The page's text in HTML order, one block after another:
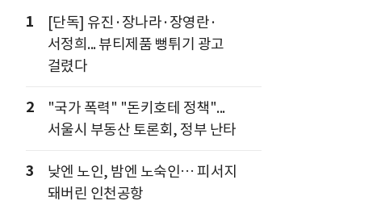
1
[단독] 유진·장나라·장영란·
서정희... 뷰티제품 뻥튀기 광고
걸렸다
2
"국가 폭력" "돈키호테 정책"...
서울시 부동산 토론회, 정부 난타
3
낮엔 노인, 밤엔 노숙인… 피서지
돼버린 인천공항